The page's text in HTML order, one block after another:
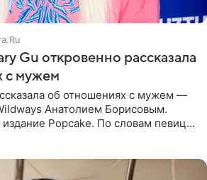
Gu откровенно рассказала
с мужем
об отношениях с мужем —
Анатолием Борисовым.
издание Popcake. По словам певицы,